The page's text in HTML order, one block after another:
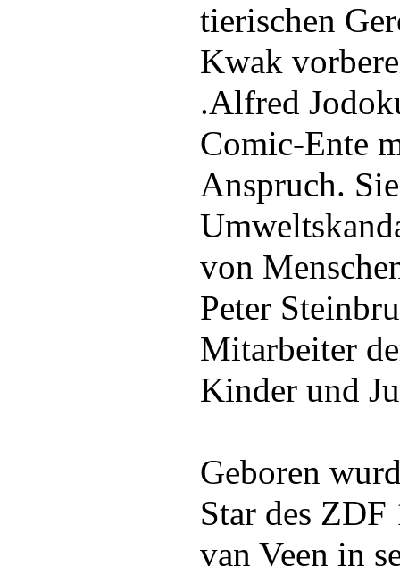
tierischen
Kwak
.Alfred
Comic-Ente
Anspruch.
von
Peter
Mitarbeiter
Kinder und
Geboren
Star des ZDF
van Veen in